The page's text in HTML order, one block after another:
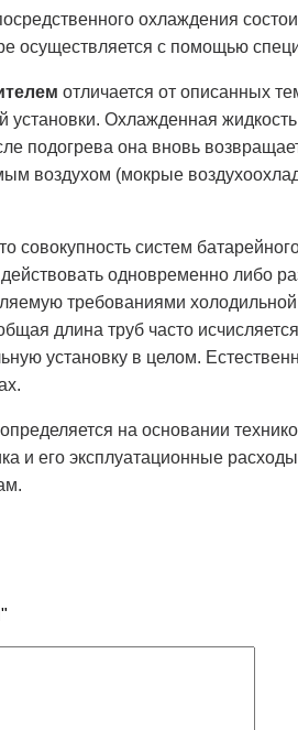
охлаждения
осуществляется с помощью
отличается от описанных
Охлажденная
подогрева она вновь
воздухом (мокрые
совокупность систем
одновременно либо
требованиями
длина труб часто
установку в целом.
на основании
и его эксплуатационные